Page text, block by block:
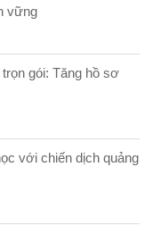
vững
gói: Tăng hồ sơ
với chiến dịch quảng